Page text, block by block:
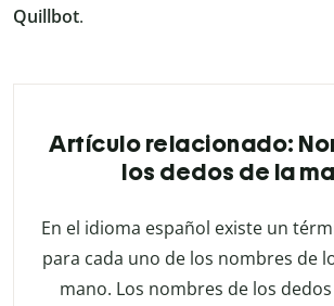
Quillbot.
Artículo relacionado:
los dedos de la
En el idioma español existe un
para cada uno de los nombres de
mano. Los nombres de los